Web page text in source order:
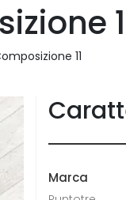
11
Marca